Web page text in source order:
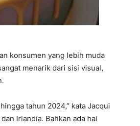
konsumen yang lebih muda
menarik dari sisi visual,
tahun 2024,” kata Jacqui
Irlandia. Bahkan ada hal